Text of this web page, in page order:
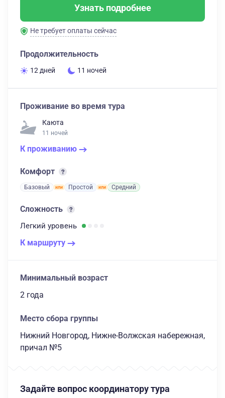
Узнать подробнее
Не требует оплаты сейчас
Продолжительность
12 дней 11 ночей
Проживание во время тура
Каюта
11 ночей
К проживанию
Комфорт
Базовый Простой Средний
Сложность
Легкий уровень
К маршруту
Минимальный возраст
2 года
Место сбора группы
Нижний Новгород, Нижне-Волжская набережная,
причал №5
Задайте вопрос координатору тура